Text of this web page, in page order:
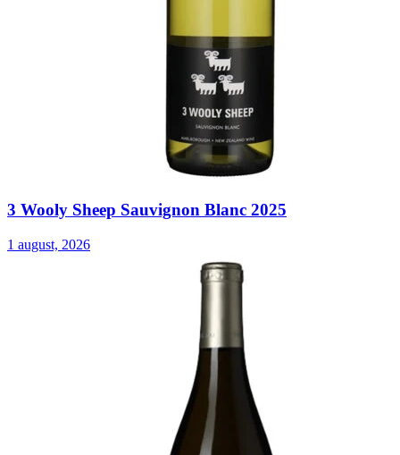
3 Wooly Sheep Sauvignon Blanc 2025
1 august, 2026